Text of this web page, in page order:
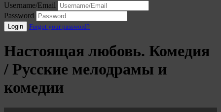
Username/Email
Password
Login Forgot your password?
Настоящая любовь. Комедия
/ Русские мелодрамы и
комедии